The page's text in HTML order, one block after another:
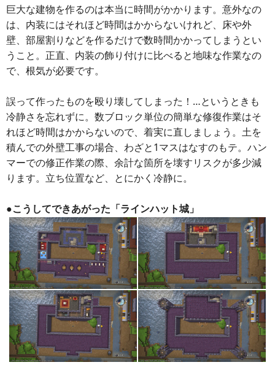
巨大な建物を作るのは本当に時間がかかります。意外なの
は、内装にはそれほど時間はかからないけれど、床や外
壁、部屋割りなどを作るだけで数時間かかってしまうとい
うこと。正直、内装の飾り付けに比べると地味な作業なの
で、根気が必要です。
誤って作ったものを殴り壊してしまった！…というときも
冷静さを忘れずに。数ブロック単位の簡単な修復作業はそ
れほど時間はかからないので、着実に直しましょう。土を
積んでの外壁工事の場合、わざと1マスはなすのもテ。ハン
マーでの修正作業の際、余計な箇所を壊すリスクが多少減
ります。立ち位置など、とにかく冷静に。
●こうしてできあがった「ラインハット城」